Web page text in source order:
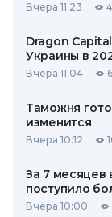
Вчера 11:23
Dragon
Украины в
Вчера 11:04
Таможня
изменится
Вчера 10:12
За 7
поступило
Вчера 10:00